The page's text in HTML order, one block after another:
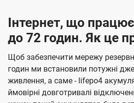
Інтернет, що працює
до 72 годин. Як це
Щоб забезпечити мережу
годин ми встановили потужні
живлення, а саме - lifepo4
ймовірні довготривалі